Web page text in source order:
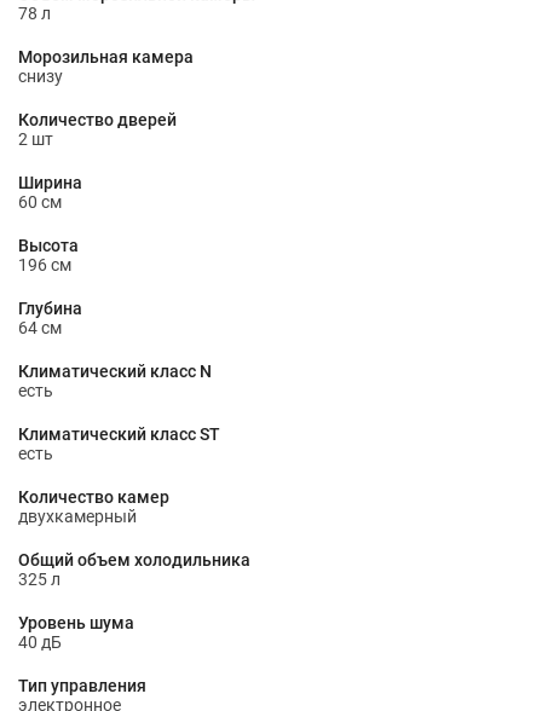
78 л
Морозильная камера
снизу
Количество дверей
2 шт
Ширина
60 см
Высота
196 см
Глубина
64 см
Климатический класс N
есть
Климатический класс ST
есть
Количество камер
двухкамерный
Общий объем холодильника
325 л
Уровень шума
40 дБ
Тип управления
электронное